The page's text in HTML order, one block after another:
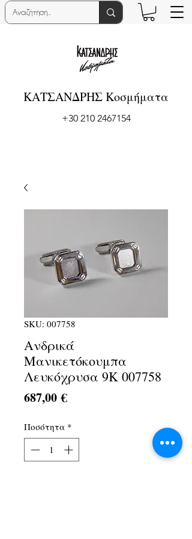
ΚΑΤΣΑΝΔΡΗΣ Κοσμήματα
+30 210 2467154
SKU: 007758
Ανδρικά
Μανικετόκουμπα
Λευκόχρυσα 9Κ 007758
687,00 €Τιμή
Ποσότητα *